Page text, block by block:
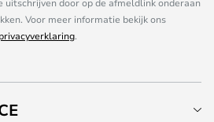
Voor meer informatie bekijk ons
privacyverklaring.